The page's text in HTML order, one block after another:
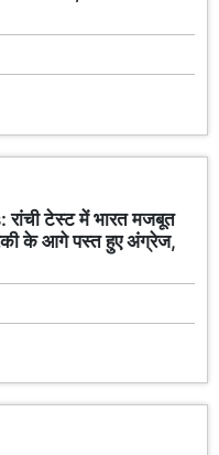
टेस्ट में भारत मजबूत
के आगे पस्त हुए अंग्रेज,